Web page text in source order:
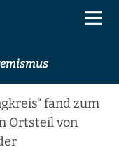
fand zum
Ortsteil von